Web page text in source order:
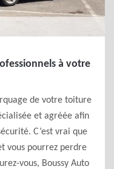
à votre
de votre toiture
et agréée afin
C’est vrai que
vous pourrez perdre
vous, Boussy Auto